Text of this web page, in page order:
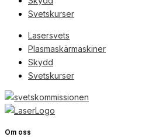
Svetskurser
Lasersvets
Plasmaskärmaskiner
Skydd
Svetskurser
Om oss